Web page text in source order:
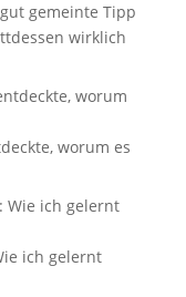
gemeinte Tipp
wirklich
worum es
ich gelernt